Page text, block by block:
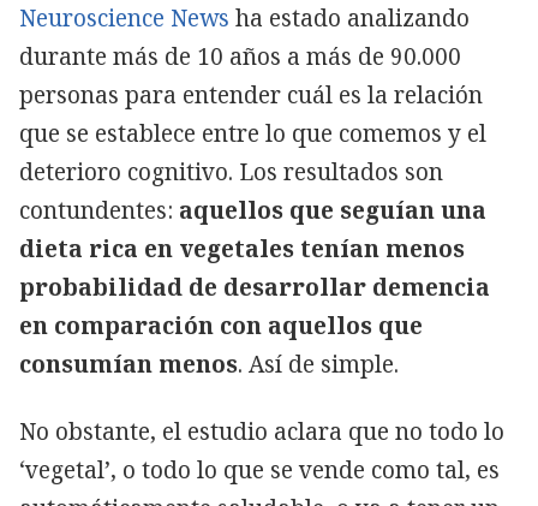
Neuroscience News ha estado analizando
durante más de 10 años a más de 90.000
personas para entender cuál es la relación
que se establece entre lo que comemos y el
deterioro cognitivo. Los resultados son
contundentes: aquellos que seguían una
dieta rica en vegetales tenían menos
probabilidad de desarrollar demencia
en comparación con aquellos que
consumían menos. Así de simple.
No obstante, el estudio aclara que no todo lo
‘vegetal’, o todo lo que se vende como tal, es